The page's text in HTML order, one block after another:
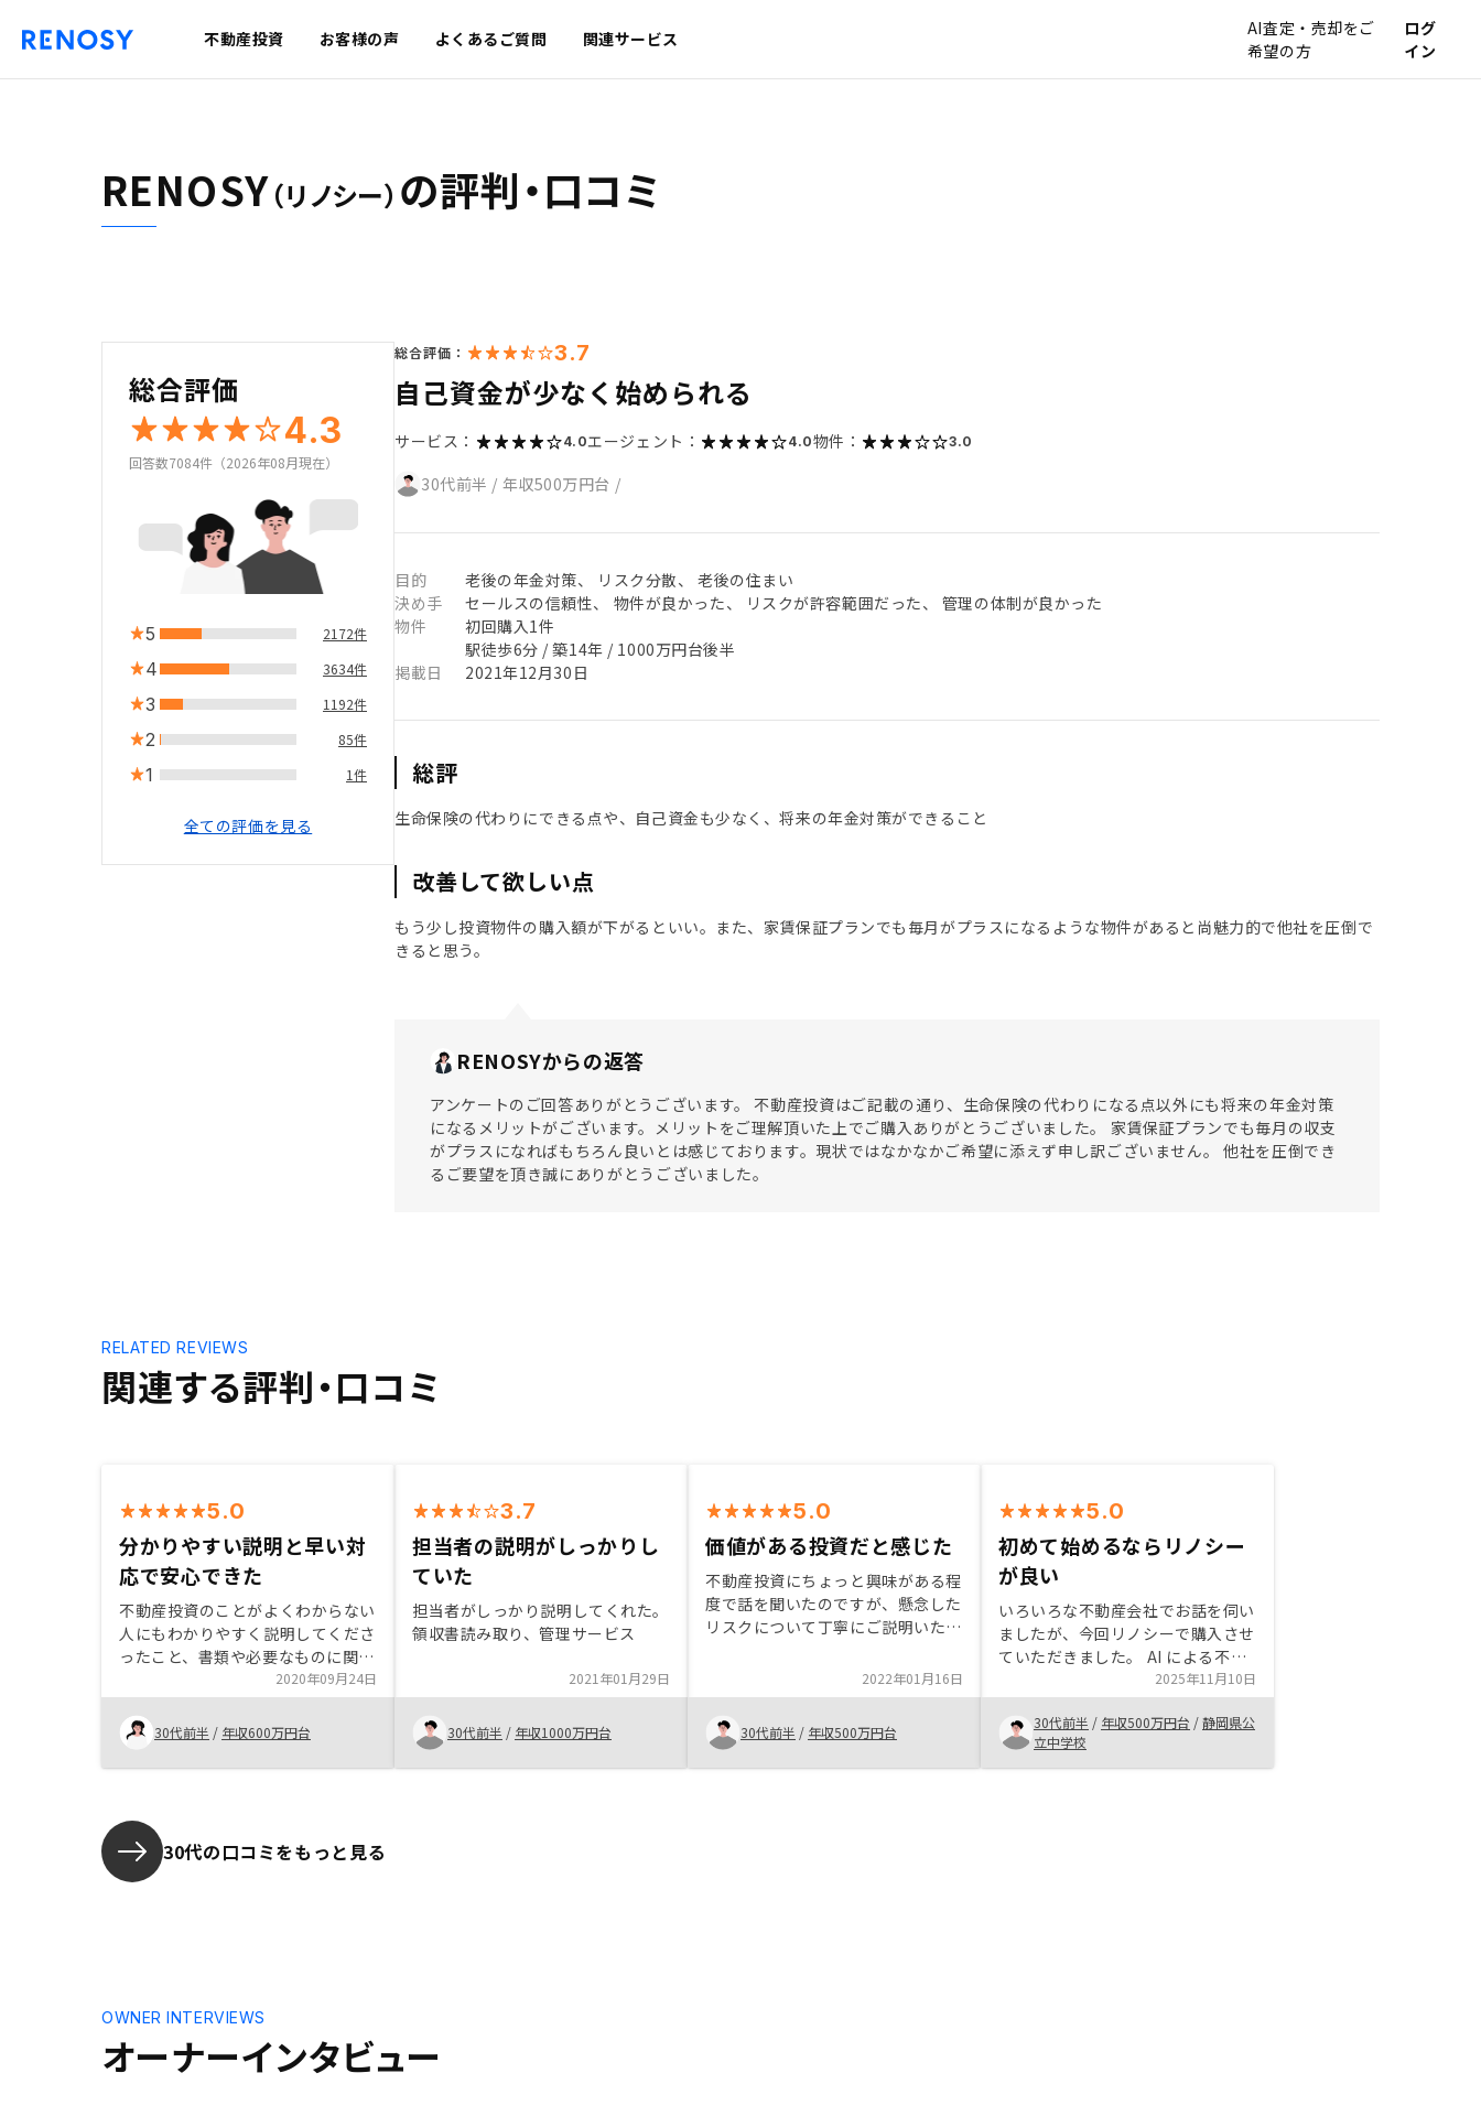
不動産投資 お客様の声 よくあるご質問 関連サービス
AI査定・売却をご
希望の方
ログ
イン
RENOSY（リノシー） の評判・口コミ
総合評価
4.3
回答数7084件（2026年08月現在）
5 2172件
4 3634件
3 1192件
2 85件
1 1件
全ての評価を見る
総合評価： 3.7
自己資金が少なく始められる
サービス： 4.0エージェント： 4.0物件： 3.0
30代前半 / 年収500万円台 /
目的
老後の年金対策、 リスク分散、 老後の住まい
決め手
セールスの信頼性、 物件が良かった、 リスクが許容範囲だった、 管理の体制が良かった
物件
初回購入1件
駅徒歩6分 / 築14年 / 1000万円台後半
掲載日
2021年12月30日
総評
生命保険の代わりにできる点や、自己資金も少なく、将来の年金対策ができること
改善して欲しい点
もう少し投資物件の購入額が下がるといい。また、家賃保証プランでも毎月がプラスになるような物件があると尚魅力的で他社を圧倒で
きると思う。
RENOSYからの返答
アンケートのご回答ありがとうございます。 不動産投資はご記載の通り、生命保険の代わりになる点以外にも将来の年金対策
になるメリットがございます。メリットをご理解頂いた上でご購入ありがとうございました。 家賃保証プランでも毎月の収支
がプラスになればもちろん良いとは感じております。現状ではなかなかご希望に添えず申し訳ございません。 他社を圧倒でき
るご要望を頂き誠にありがとうございました。
関連する評判・口コミ
RELATED REVIEWS
5.0
分かりやすい説明と早い対
応で安心できた
不動産投資のことがよくわからない
人にもわかりやすく説明してくださ
ったこと、書類や必要なものに関し
てもタイムリーに教えて下さったの
で、コミュニケーションが取りやす
く、何かあったらすぐに返信を下さ
るので安心さして利用できた。書類
の記入の負担が軽減できたらいいな
でなくなる方向になることを願いま
す。
2020年09月24日
30代前半 / 年収600万円台
3.7
担当者の説明がしっかりし
ていた
担当者がしっかり説明してくれた。
領収書読み取り、管理サービス
2021年01月29日
30代前半 / 年収1000万円台
5.0
価値がある投資だと感じた
不動産投資にちょっと興味がある程
度で話を聞いたのですが、懸念した
リスクについて丁寧にご説明いただ
ると感じました。不動産投資への疑
心がある方も、まずは一度話を聞い
てみるだけでもぜひオススメしたい
です。
2022年01月16日
30代前半 / 年収500万円台
5.0
初めて始めるならリノシー
が良い
いろいろな不動産会社でお話を伺い
ましたが、今回リノシーで購入させ
ていただきました。 AI による不動
産選択などはどの会社でもあると思
うのですが、今回の決め手はネオイ
ンカムプランでした。 色々な保障
があり、さらに物件売却時には除く
ことができる。予定外の出費が出な
2025年11月10日
30代前半 / 年収500万円台 /静岡県公
立中学校
30代の口コミをもっと見る
オーナーインタビュー
OWNER INTERVIEWS